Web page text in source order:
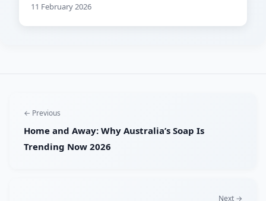
11 February 2026
← Previous
Home and Away: Why Australia’s Soap Is
Trending Now 2026
Next →